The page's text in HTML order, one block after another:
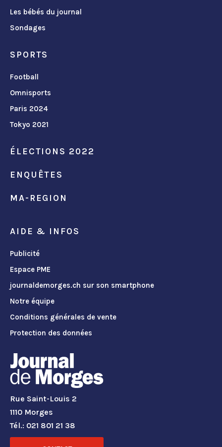
Les bébés du journal
Sondages
SPORTS
Football
Omnisports
Paris 2024
Tokyo 2021
ÉLECTIONS 2022
ENQUÊTES
MA-REGION
AIDE & INFOS
Publicité
Espace PME
journaldemorges.ch sur son smartphone
Notre équipe
Conditions générales de vente
Protection des données
Rue Saint-Louis 2
1110 Morges
Tél.: 021 801 21 38